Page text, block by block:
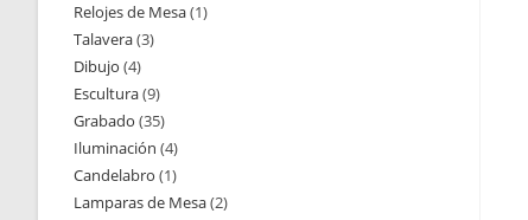
productos
Relojes de Mesa 11
Talavera 33
Dibujo 44
productos
Escultura 99
productos
Grabado 3535
productos
Iluminación 44
productos
Candelabro 11
producto
Lamparas de Mesa 22